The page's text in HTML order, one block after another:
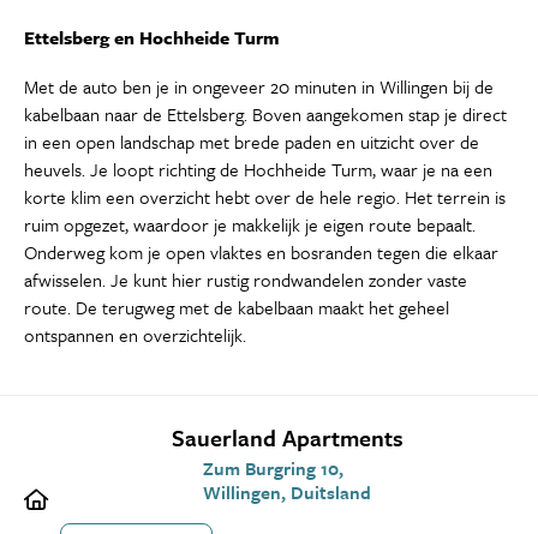
Ettelsberg en Hochheide Turm
Met de auto ben je in ongeveer 20 minuten in Willingen bij de
kabelbaan naar de Ettelsberg. Boven aangekomen stap je direct
in een open landschap met brede paden en uitzicht over de
heuvels. Je loopt richting de Hochheide Turm, waar je na een
korte klim een overzicht hebt over de hele regio. Het terrein is
ruim opgezet, waardoor je makkelijk je eigen route bepaalt.
Onderweg kom je open vlaktes en bosranden tegen die elkaar
afwisselen. Je kunt hier rustig rondwandelen zonder vaste
route. De terugweg met de kabelbaan maakt het geheel
ontspannen en overzichtelijk.
Sauerland Apartments
Zum Burgring 10,
Willingen, Duitsland